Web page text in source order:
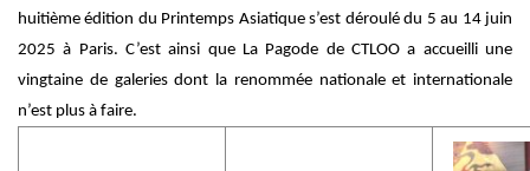
huitième édition du Printemps Asiatique s’est déroulé du 5 au 14 juin
2025 à Paris. C’est ainsi que La Pagode de CTLOO a accueilli une
vingtaine de galeries dont la renommée nationale et internationale
n’est plus à faire.